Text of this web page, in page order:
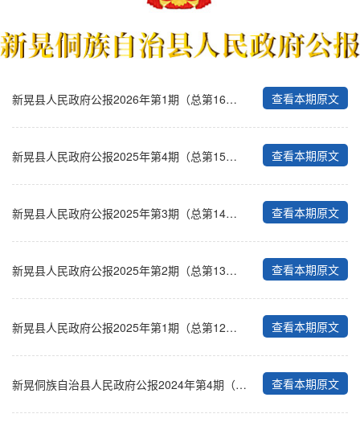
新晃县人民政府公报2026年第1期（总第16期） 查看本期原文
新晃县人民政府公报2025年第4期（总第15期） 查看本期原文
新晃县人民政府公报2025年第3期（总第14期） 查看本期原文
新晃县人民政府公报2025年第2期（总第13期） 查看本期原文
新晃县人民政府公报2025年第1期（总第12期） 查看本期原文
新晃侗族自治县人民政府公报2024年第4期（总第11期） 查看本期原文